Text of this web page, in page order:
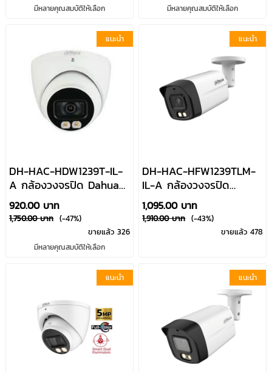
มีหลายคุณสมบัติให้เลือก มีหลายคุณสมบัติให้เลือก
แนะนำ
DH-HAC-HDW1239T-IL-
A กล้องวงจรปิด Dahua
HDCVI (2MP) Full-Color
Smart Dual Light มีไมค์
บันทึกเสียง Dahua By
Usupply
920.00 บาท
1,750.00 บาท (-47%)
ขายแล้ว 326
มีหลายคุณสมบัติให้เลือก
แนะนำ
DH-HAC-HFW1239TLM-
IL-A กล้องวงจรปิด
Dahua HDCVI (2MP)
Full-Color Smart Dual
Light มีไมค์บันทึกเสียง
1,095.00 บาท
1,910.00 บาท (-43%)
ขายแล้ว 478
แนะนำ แนะนำ